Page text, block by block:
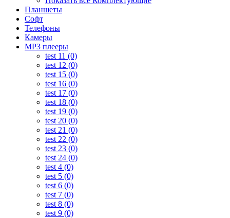
Планшеты
Софт
Телефоны
Камеры
MP3 плееры
test 11 (0)
test 12 (0)
test 15 (0)
test 16 (0)
test 17 (0)
test 18 (0)
test 19 (0)
test 20 (0)
test 21 (0)
test 22 (0)
test 23 (0)
test 24 (0)
test 4 (0)
test 5 (0)
test 6 (0)
test 7 (0)
test 8 (0)
test 9 (0)